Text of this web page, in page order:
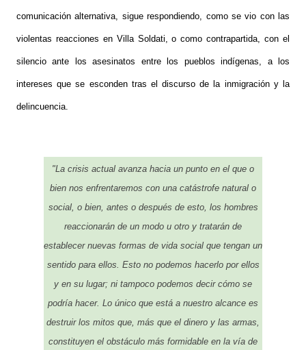
comunicación alternativa, sigue respondiendo, como se vio con las
violentas reacciones en Villa Soldati, o como contrapartida, con el
silencio ante los asesinatos entre los pueblos indígenas, a los
intereses que se esconden tras el discurso de la inmigración y la
delincuencia.
"La crisis actual avanza hacia un punto en el que o
bien nos enfrentaremos con una catástrofe natural o
social, o bien, antes o después de esto, los hombres
reaccionarán de un modo u otro y tratarán de
establecer nuevas formas de vida social que tengan un
sentido para ellos. Esto no podemos hacerlo por ellos
y en su lugar; ni tampoco podemos decir cómo se
podría hacer. Lo único que está a nuestro alcance es
destruir los mitos que, más que el dinero y las armas,
constituyen el obstáculo más formidable en la vía de